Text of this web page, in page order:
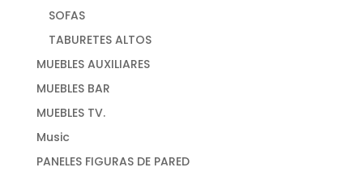
SOFAS
TABURETES ALTOS
MUEBLES AUXILIARES
MUEBLES BAR
MUEBLES TV.
Music
PANELES FIGURAS DE PARED